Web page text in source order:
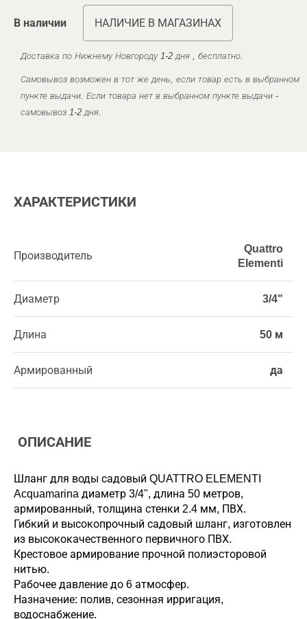
В наличии НАЛИЧИЕ В МАГАЗИНАХ
Доставка по Нижнему Новгороду 1-2 дня , бесплатно.
Самовывоз возможен в тот же день, если товар есть в выбранном
пункте выдачи. Если товара нет в выбранном пункте выдачи -
самовывоз 1-2 дня.
ХАРАКТЕРИСТИКИ
Производитель
Quattro
Elementi
Диаметр 3/4"
Длина 50 м
Армированный да
ОПИСАНИЕ
Шланг для воды садовый QUATTRO ELEMENTI
Acquamarina диаметр 3/4", длина 50 метров,
армированный, толщина стенки 2.4 мм, ПВХ.
Гибкий и высокопрочный садовый шланг, изготовлен
из высококачественного первичного ПВХ.
Крестовое армирование прочной полиэсторовой
нитью.
Рабочее давление до 6 атмосфер.
Назначение: полив, сезонная ирригация,
водоснабжение.